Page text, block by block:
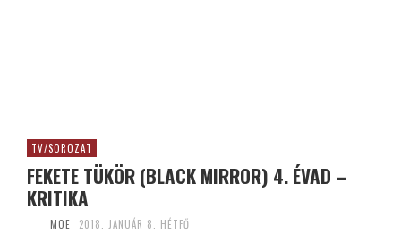
TV/SOROZAT
FEKETE TÜKÖR (BLACK MIRROR) 4. ÉVAD –
KRITIKA
MOE 2018. JANUÁR 8. HÉTFŐ